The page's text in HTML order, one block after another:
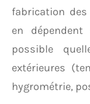
fabrication
en
possible
extérieures
hygrométrie,